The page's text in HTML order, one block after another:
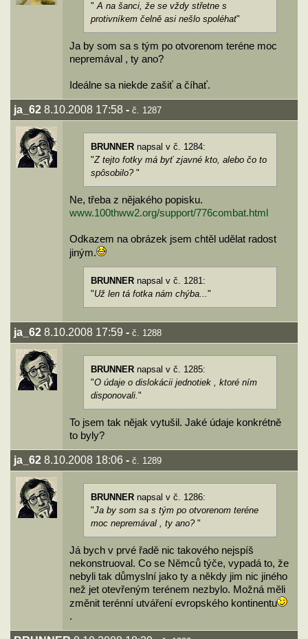
"A na šanci, že se vždy střetne s
protivníkem čelně asi nešlo spoléhat"
Ja by som sa s tým po otvorenom teréne moc
nepremával , ty ano?
Ideálne sa niekde zašiť a číhať.
ja_62 8.10.2008 17:58 - č. 1287
BRUNNER napsal v č. 1284:
"Z tejto fotky má byť zjavné kto, alebo čo to
spôsobilo?"
Ne, třeba z nějakého popisku.
www.100thww2.org/support/776combat.html
Odkazem na obrázek jsem chtěl udělat radost
jiným.
BRUNNER napsal v č. 1281:
"Už len tá fotka nám chýba..."
ja_62 8.10.2008 17:59 - č. 1288
BRUNNER napsal v č. 1285:
"O údaje o dislokácii jednotiek , ktoré ním
disponovali."
To jsem tak nějak vytušil. Jaké údaje konkrétně
to byly?
ja_62 8.10.2008 18:06 - č. 1289
BRUNNER napsal v č. 1286:
"Ja by som sa s tým po otvorenom teréne
moc nepremával , ty ano?"
Já bych v prvé řadě nic takového nejspíš
nekonstruoval. Co se Němců týče, vypadá to, že
nebyli tak důmyslní jako ty a někdy jim nic jiného
než jet otevřeným terénem nezbylo. Možná měli
změnit terénní utváření evropského kontinentu
.